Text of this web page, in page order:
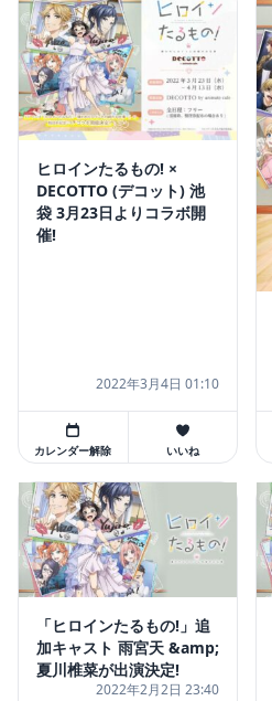
ヒロインたるもの! ×
DECOTTO (デコット) 池
袋 3月23日よりコラボ開
催!
2022年3月4日 01:10
カレンダー解除 いいね
「ヒロインたるもの!」追
加キャスト 雨宮天 &amp;
夏川椎菜が出演決定!
2022年2月2日 23:40